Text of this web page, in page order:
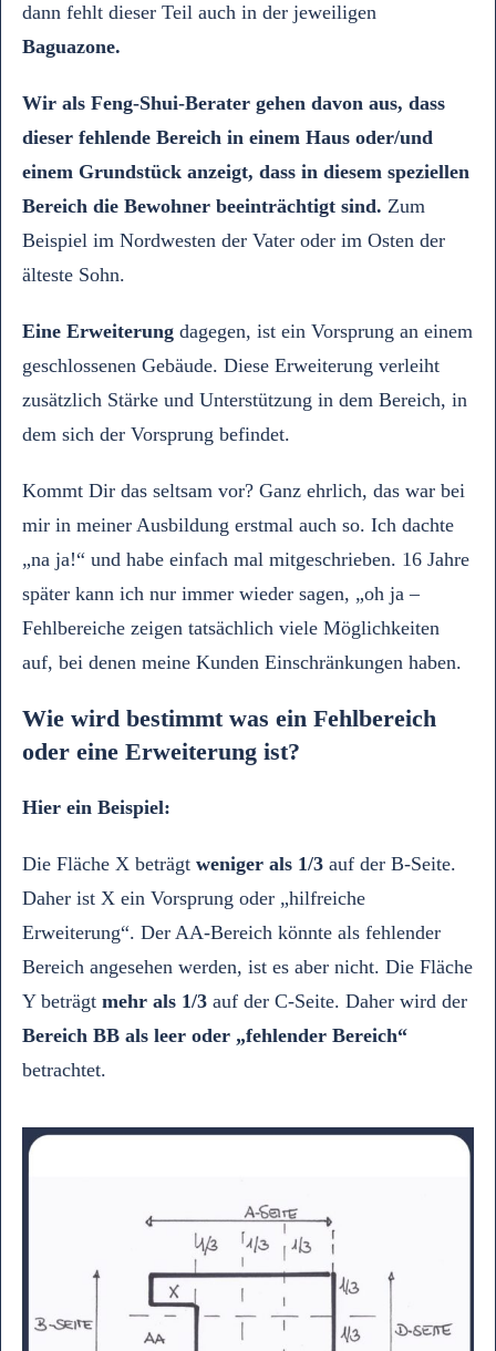
dann fehlt dieser Teil auch in der jeweiligen
Baguazone.
Wir als Feng-Shui-Berater gehen davon aus, dass
dieser fehlende Bereich in einem Haus oder/und
einem Grundstück anzeigt, dass in diesem speziellen
Bereich die Bewohner beeinträchtigt sind. Zum
Beispiel im Nordwesten der Vater oder im Osten der
älteste Sohn.
Eine Erweiterung dagegen, ist ein Vorsprung an einem
geschlossenen Gebäude. Diese Erweiterung verleiht
zusätzlich Stärke und Unterstützung in dem Bereich, in
dem sich der Vorsprung befindet.
Kommt Dir das seltsam vor? Ganz ehrlich, das war bei
mir in meiner Ausbildung erstmal auch so. Ich dachte
„na ja!“ und habe einfach mal mitgeschrieben. 16 Jahre
später kann ich nur immer wieder sagen, „oh ja –
Fehlbereiche zeigen tatsächlich viele Möglichkeiten
auf, bei denen meine Kunden Einschränkungen haben.
Wie wird bestimmt was ein Fehlbereich
oder eine Erweiterung ist?
Hier ein Beispiel:
Die Fläche X beträgt weniger als 1/3 auf der B-Seite.
Daher ist X ein Vorsprung oder „hilfreiche
Erweiterung“. Der AA-Bereich könnte als fehlender
Bereich angesehen werden, ist es aber nicht. Die Fläche
Y beträgt mehr als 1/3 auf der C-Seite. Daher wird der
Bereich BB als leer oder „fehlender Bereich“
betrachtet.